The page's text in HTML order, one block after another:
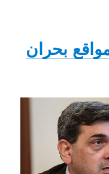
۰۶ در مواقع بحران